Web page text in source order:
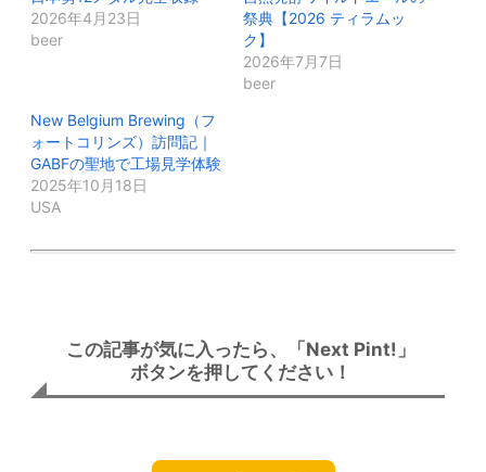
2026年4月23日
beer
祭典【2026 ティラムッ
ク】
2026年7月7日
beer
New Belgium Brewing（フ
ォートコリンズ）訪問記｜
GABFの聖地で工場見学体験
2025年10月18日
USA
この記事が気に入ったら、「Next Pint!」
ボタンを押してください！